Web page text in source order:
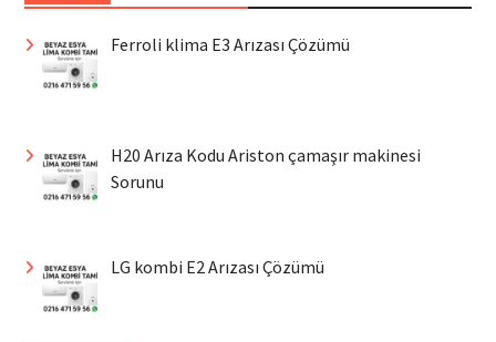
Ferroli klima E3 Arızası Çözümü
H20 Arıza Kodu Ariston çamaşır makinesi
Sorunu
LG kombi E2 Arızası Çözümü